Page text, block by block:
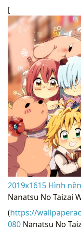
[
2019x1615 Hình
Nanatsu No Taizai
(https://
080 Nanatsu No